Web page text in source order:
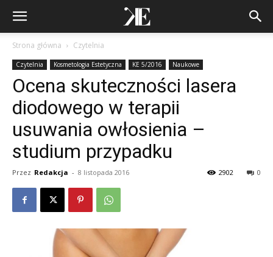
Strona główna Czytelnia
Czytelnia Kosmetologia Estetyczna KE 5/2016 Naukowe
Ocena skuteczności lasera
diodowego w terapii
usuwania owłosienia –
studium przypadku
Przez Redakcja - 8 listopada 2016 0
2902